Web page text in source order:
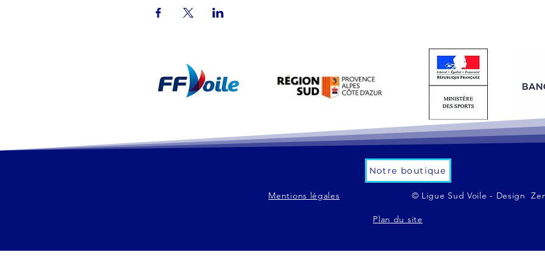
Notre boutique
Mentions légales © Ligue Sud Voile - Design
Plan du site